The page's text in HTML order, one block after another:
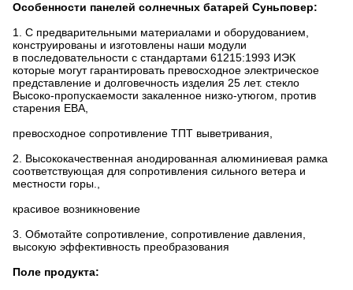
Особенности панелей солнечных батарей Суньповер:
1. С предварительными материалами и оборудованием,
конструированы и изготовлены наши модули
в последовательности с стандартами 61215:1993 ИЭК
которые могут гарантировать превосходное электрическое
представление и долговечность изделия 25 лет. стекло
Высоко-пропускаемости закаленное низко-утюгом, против
старения ЕВА,
превосходное сопротивление ТПТ выветривания,
2. Высококачественная анодированная алюминиевая рамка
соответствующая для сопротивления сильного ветера и
местности горы.,
красивое возникновение
3. Обмотайте сопротивление, сопротивление давления,
высокую эффективность преобразования
Поле продукта: